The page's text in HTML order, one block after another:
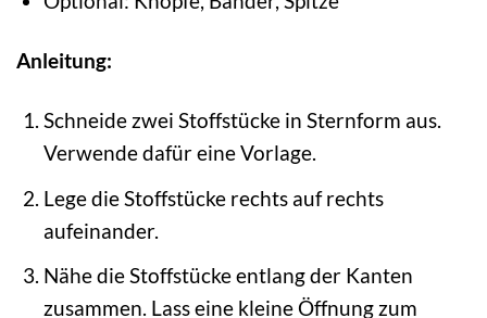
Anleitung:
Schneide zwei Stoffstücke in Sternform aus.
Verwende dafür eine Vorlage.
Lege die Stoffstücke rechts auf rechts
aufeinander.
Nähe die Stoffstücke entlang der Kanten
zusammen. Lass eine kleine Öffnung zum